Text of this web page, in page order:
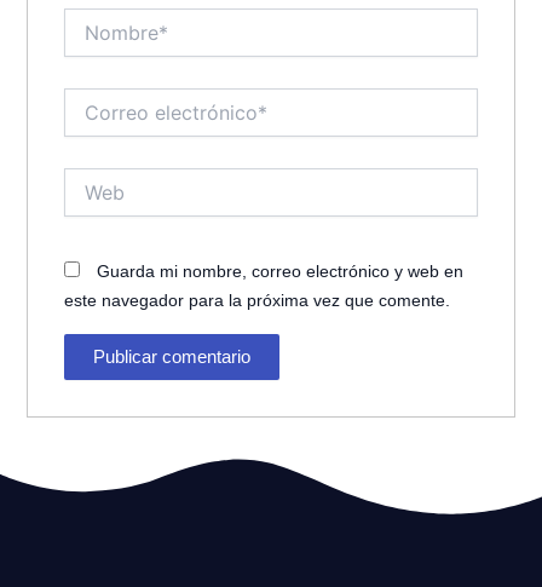
electrónico*
Guarda mi nombre, correo electrónico y web en
este navegador para la próxima vez que comente.